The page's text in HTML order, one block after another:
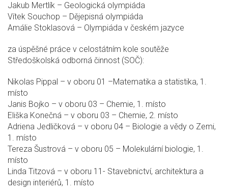
Jakub Mertlík – Geologická olympiáda
Vítek Souchop – Dějepisná olympiáda
Amálie Stoklasová – Olympiáda v českém jazyce
za úspěšné práce v celostátním kole soutěže
Středoškolská odborná činnost (SOČ):
Nikolas Pippal – v oboru 01 –Matematika a statistika, 1.
místo
Janis Bojko – v oboru 03 – Chemie, 1. místo
Eliška Konečná – v oboru 03 – Chemie, 2. místo
Adriena Jedličková – v oboru 04 – Biologie a vědy o Zemi,
1. místo
Tereza Šustrová – v oboru 05 – Molekulární biologie, 1.
místo
Linda Titzová – v oboru 11- Stavebnictví, architektura a
design interiérů, 1. místo